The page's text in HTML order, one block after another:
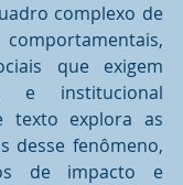
complexo de
que exigem
e institucional
texto explora as
desse fenômeno,
de impacto e